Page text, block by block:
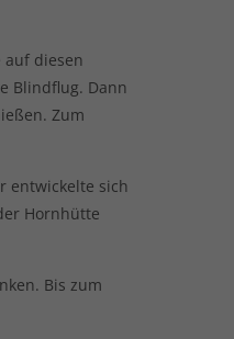
diesen
Blindflug. Dann
Zum
entwickelte sich
Hornhütte
Bis zum